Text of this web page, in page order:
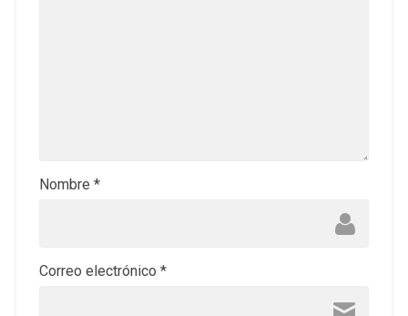
Nombre *
Correo electrónico *